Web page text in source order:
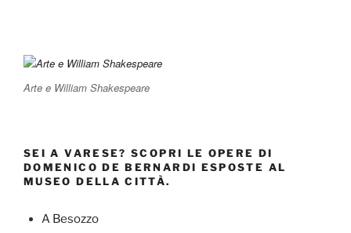
Arte e William Shakespeare
SEI A VARESE? SCOPRI LE OPERE DI
DOMENICO DE BERNARDI ESPOSTE AL
MUSEO DELLA CITTÀ.
A Besozzo